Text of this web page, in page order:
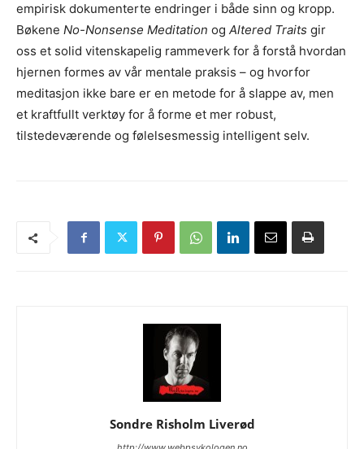
empirisk dokumenterte endringer i både sinn og kropp.
Bøkene No-Nonsense Meditation og Altered Traits gir
oss et solid vitenskapelig rammeverk for å forstå hvordan
hjernen formes av vår mentale praksis – og hvorfor
meditasjon ikke bare er en metode for å slappe av, men
et kraftfullt verktøy for å forme et mer robust,
tilstedeværende og følelsesmessig intelligent selv.
Sondre Risholm Liverød